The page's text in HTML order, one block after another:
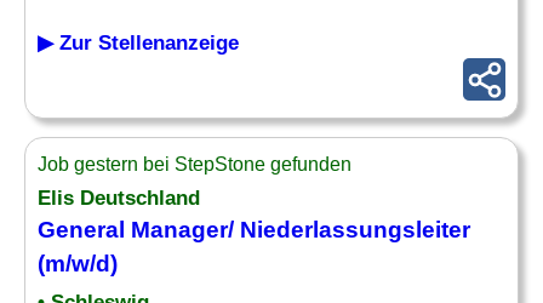
▶ Zur Stellenanzeige
Job gestern bei StepStone gefunden
Elis Deutschland
General Manager/ Niederlassungsleiter
(m/w/d)